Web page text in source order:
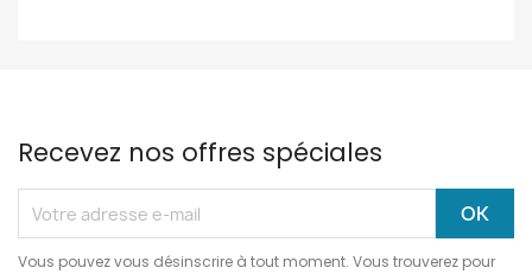
Recevez nos offres spéciales
Vous pouvez vous désinscrire à tout moment. Vous trouverez pour